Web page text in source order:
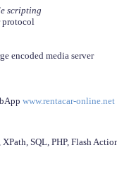
scripting
protocol
encoded media server
www.rentacar-online.net
SQL, PHP, Flash